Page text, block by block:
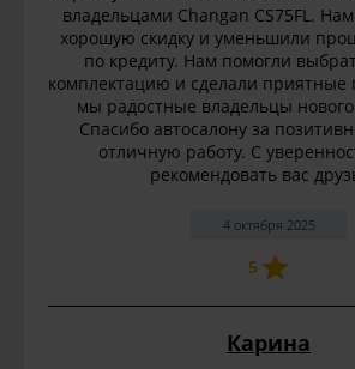
владельцами Changan CS75FL.
хорошую скидку и уменьшили
по кредиту. Нам помогли
комплектацию и сделали приятные
мы радостные владельцы
Спасибо автосалону за
отличную работу. С
рекомендовать вас
4 октября 2025
5
Карина